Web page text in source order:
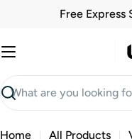
content
Free Express
Search
Home All Products